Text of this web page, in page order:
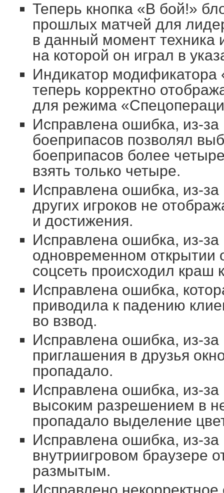
Теперь кнопка «В бой!»
прошлых матчей для
в данный момент техника
на которой он играл в
Индикатор модификатора
теперь корректно
для режима
Исправлена ошибка, из-
боеприпасов позволял
боеприпасов более
взять только четыре.
Исправлена ошибка, из-
других игроков не
и достижения.
Исправлена ошибка, из-за
одновременном открытии
соцсеть происходил краш
Исправлена ошибка,
приводила к падению
во взвод.
Исправлена ошибка, из-за
приглашения в друзья
пропадало.
Исправлена ошибка, из-за
высоким разрешением в
пропадало выделение
Исправлена ошибка, из-за
внутриигровом браузере
размытым.